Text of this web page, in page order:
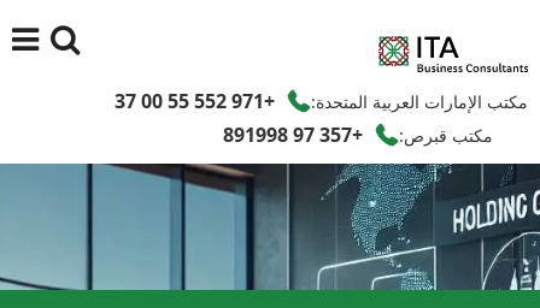
مكتب الإمارات العربية المتحدة: +971 552 55 00 37
مكتب قبرص: +357 97 891998